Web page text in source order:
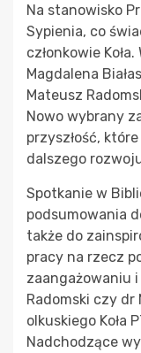
Na stanowisko
Sypienia, co
członkowie
Magdalena
Mateusz
Nowo wybrany
przyszłość,
dalszego rozwoju
Spotkanie w
podsumowania
także do
pracy na rzecz
zaangażowaniu
Radomski czy dr
olkuskiego Koła
Nadchodzące